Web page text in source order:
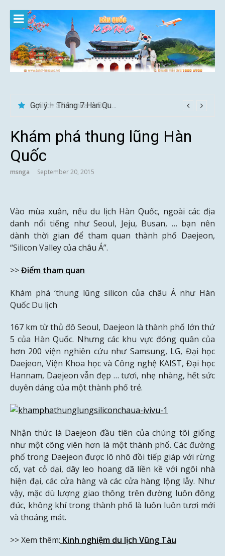
content
Gợi ý – Tháng 7 Hàn Quốc nên đi đâu, mặc gì đẹp?
Khám phá thung lũng Hàn
Quốc
msnga September 20, 2015
Vào mùa xuân, nếu du lịch Hàn Quốc, ngoài các địa
danh nổi tiếng như Seoul, Jeju, Busan, … bạn nên
dành thời gian để tham quan thành phố Daejeon,
“Silicon Valley của châu Á”.
>>Điểm tham quan
Khám phá ‘thung lũng silicon của châu Á như Hàn
Quốc Du lịch
167 km từ thủ đô Seoul, Daejeon là thành phố lớn thứ
5 của Hàn Quốc. Nhưng các khu vực đóng quân của
hơn 200 viện nghiên cứu như Samsung, LG, Đại học
Daejeon, Viện Khoa học và Công nghệ KAIST, Đại học
Hannam, Daejeon vẫn đẹp … tươi, nhẹ nhàng, hết sức
duyên dáng của một thành phố trẻ.
Nhận thức là Daejeon đầu tiên của chúng tôi giống
như một công viên hơn là một thành phố. Các đường
phố trong Daejeon được lô nhô đồi tiếp giáp với rừng
cổ, vạt cỏ dại, dây leo hoang dã liền kề với ngôi nhà
hiện đại, các cửa hàng và các cửa hàng lộng lẫy. Như
vậy, mặc dù lượng giao thông trên đường luôn đông
đúc, không khí trong thành phố là luôn luôn tươi mới
và thoáng mát.
>> Xem thêm: Kinh nghiệm du lịch Vũng Tàu